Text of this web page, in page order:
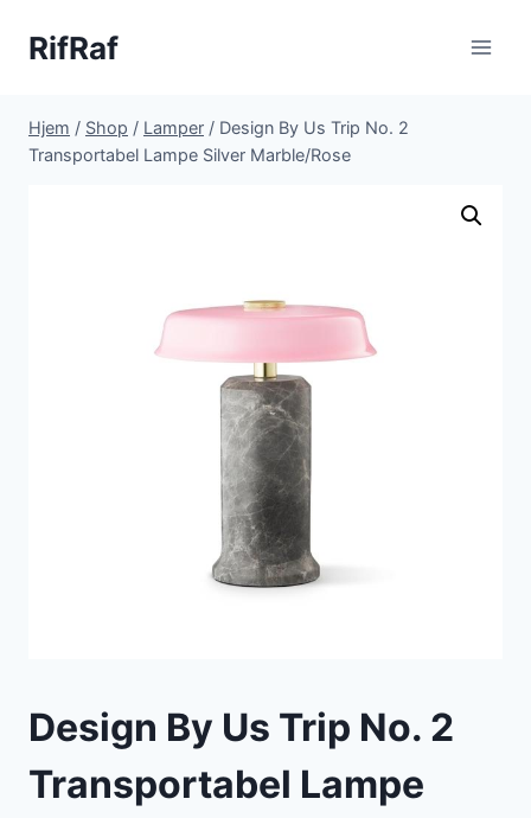
RifRaf
Hjem / Shop / Lamper / Design By Us Trip No. 2
Transportabel Lampe Silver Marble/Rose
Design By Us Trip No. 2
Transportabel Lampe